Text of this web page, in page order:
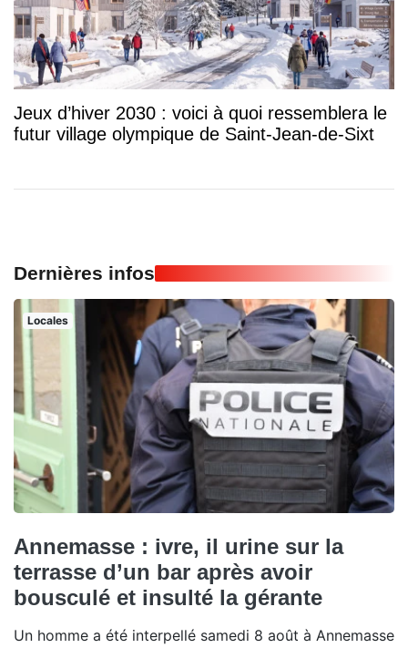
Jeux d’hiver 2030 : voici à quoi ressemblera le
futur village olympique de Saint-Jean-de-Sixt
Dernières infos
Locales
Annemasse : ivre, il urine sur la
terrasse d’un bar après avoir
bousculé et insulté la gérante
Un homme a été interpellé samedi 8 août à Annemasse